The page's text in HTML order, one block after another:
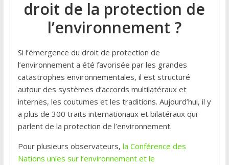
droit de la protection de
l’environnement ?
Si l’émergence du droit de protection de
l’environnement a été favorisée par les grandes
catastrophes environnementales, il est structuré
autour des systèmes d’accords multilatéraux et
internes, les coutumes et les traditions. Aujourd’hui, il y
a plus de 300 traits internationaux et bilatéraux qui
parlent de la protection de l’environnement.
Pour plusieurs observateurs, la Conférence des
Nations unies sur l’environnement et le